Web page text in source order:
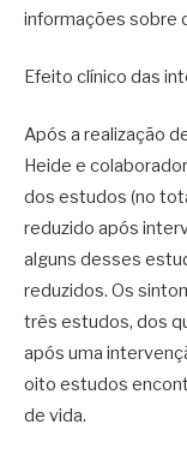
informações sobre
Efeito clínico das
Após a realização
Heide e
dos estudos (no
reduzido após
alguns desses
reduzidos. Os
três estudos, dos
após uma
oito estudos
de vida.